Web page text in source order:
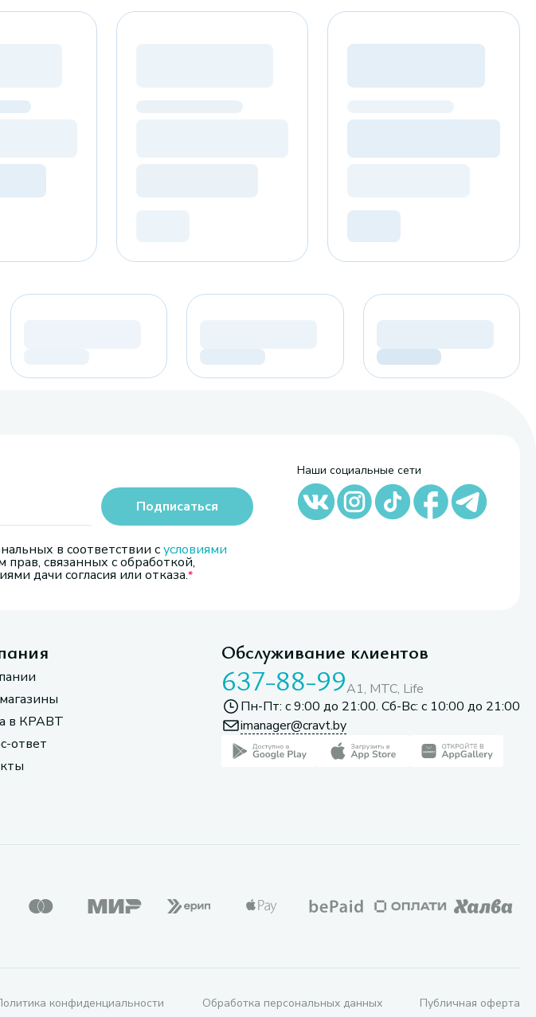
в соответствии сусловиями
связанных с обработкой,
дачи согласия или отказа.
Подписаться
Наши социальные сети
в КРАВТ
ответ
Обслуживание клиентов
637-88-99A1, МТС, Life
Пн-Пт: с 9:00 до 21:00. Сб-Вс: с 10:00 до 21:00
imanager@cravt.by
конфиденциальности Обработка персональных данных Публичная оферта